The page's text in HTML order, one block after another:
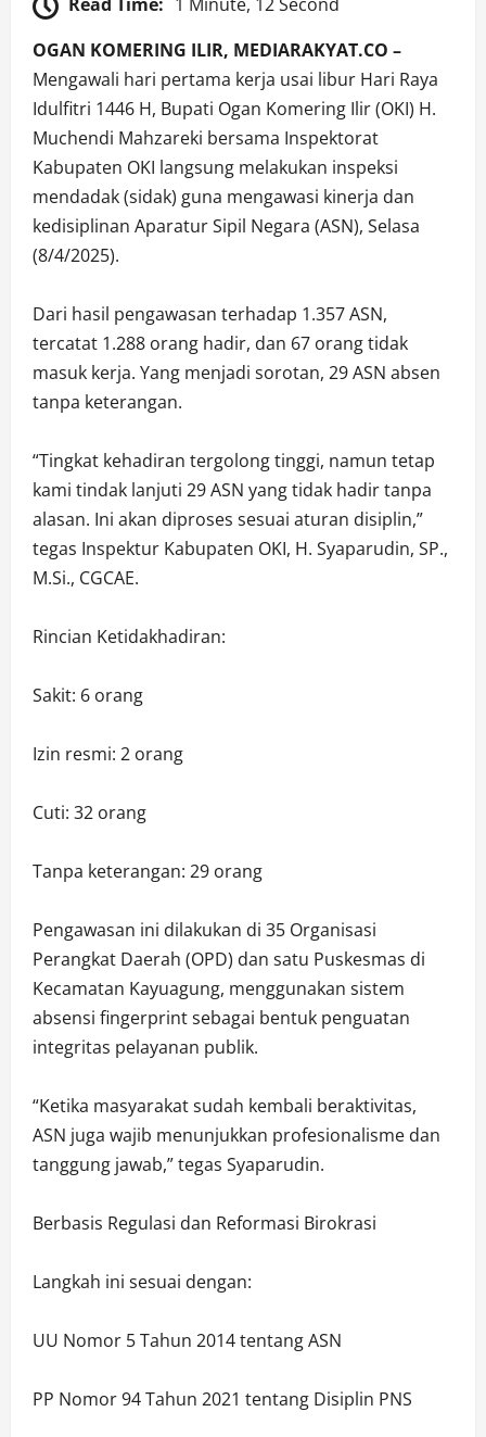
OGAN KOMERING ILIR, MEDIARAKYAT.CO –
Mengawali hari pertama kerja usai libur Hari Raya
Idulfitri 1446 H, Bupati Ogan Komering Ilir (OKI) H.
Muchendi Mahzareki bersama Inspektorat
Kabupaten OKI langsung melakukan inspeksi
mendadak (sidak) guna mengawasi kinerja dan
kedisiplinan Aparatur Sipil Negara (ASN), Selasa
(8/4/2025).
Dari hasil pengawasan terhadap 1.357 ASN,
tercatat 1.288 orang hadir, dan 67 orang tidak
masuk kerja. Yang menjadi sorotan, 29 ASN absen
tanpa keterangan.
“Tingkat kehadiran tergolong tinggi, namun tetap
kami tindak lanjuti 29 ASN yang tidak hadir tanpa
alasan. Ini akan diproses sesuai aturan disiplin,”
tegas Inspektur Kabupaten OKI, H. Syaparudin, SP.,
M.Si., CGCAE.
Rincian Ketidakhadiran:
Sakit: 6 orang
Izin resmi: 2 orang
Cuti: 32 orang
Tanpa keterangan: 29 orang
Pengawasan ini dilakukan di 35 Organisasi
Perangkat Daerah (OPD) dan satu Puskesmas di
Kecamatan Kayuagung, menggunakan sistem
absensi fingerprint sebagai bentuk penguatan
integritas pelayanan publik.
“Ketika masyarakat sudah kembali beraktivitas,
ASN juga wajib menunjukkan profesionalisme dan
tanggung jawab,” tegas Syaparudin.
Berbasis Regulasi dan Reformasi Birokrasi
Langkah ini sesuai dengan:
UU Nomor 5 Tahun 2014 tentang ASN
PP Nomor 94 Tahun 2021 tentang Disiplin PNS